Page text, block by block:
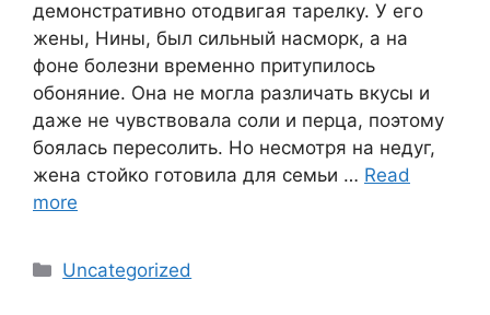
демонстративно отодвигая тарелку. У его
жены, Нины, был сильный насморк, а на
фоне болезни временно притупилось
обоняние. Она не могла различать вкусы и
даже не чувствовала соли и перца, поэтому
боялась пересолить. Но несмотря на недуг,
жена стойко готовила для семьи … Read
more
Categories
Uncategorized